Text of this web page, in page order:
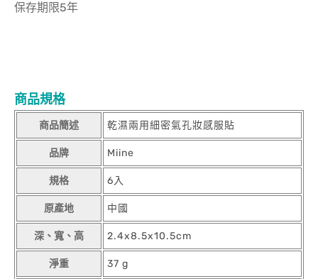
保存期限5年
商品規格
商品簡述 乾濕兩用細密氣孔妝感服貼
品牌 Miine
規格 6入
原產地 中國
深、寬、高 2.4x8.5x10.5cm
淨重 37 g